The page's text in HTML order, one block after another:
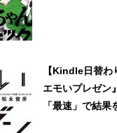
【Kindle日替
エモいプレゼン
「最速」で結